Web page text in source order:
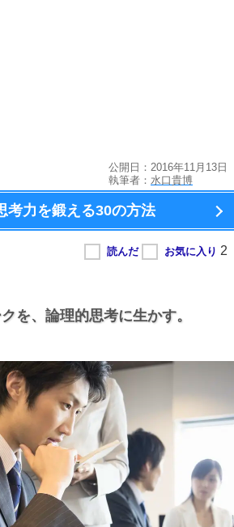
公開日：2016年11月13日
執筆者： 水口貴博
考力を鍛える30の方法
を、 論理的思考に生かす。